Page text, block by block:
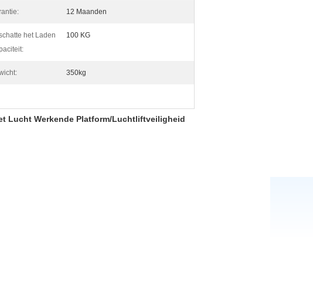
12 Maanden
het Laden
100 KG
350kg
Lucht Werkende Platform/Luchtliftveiligheid